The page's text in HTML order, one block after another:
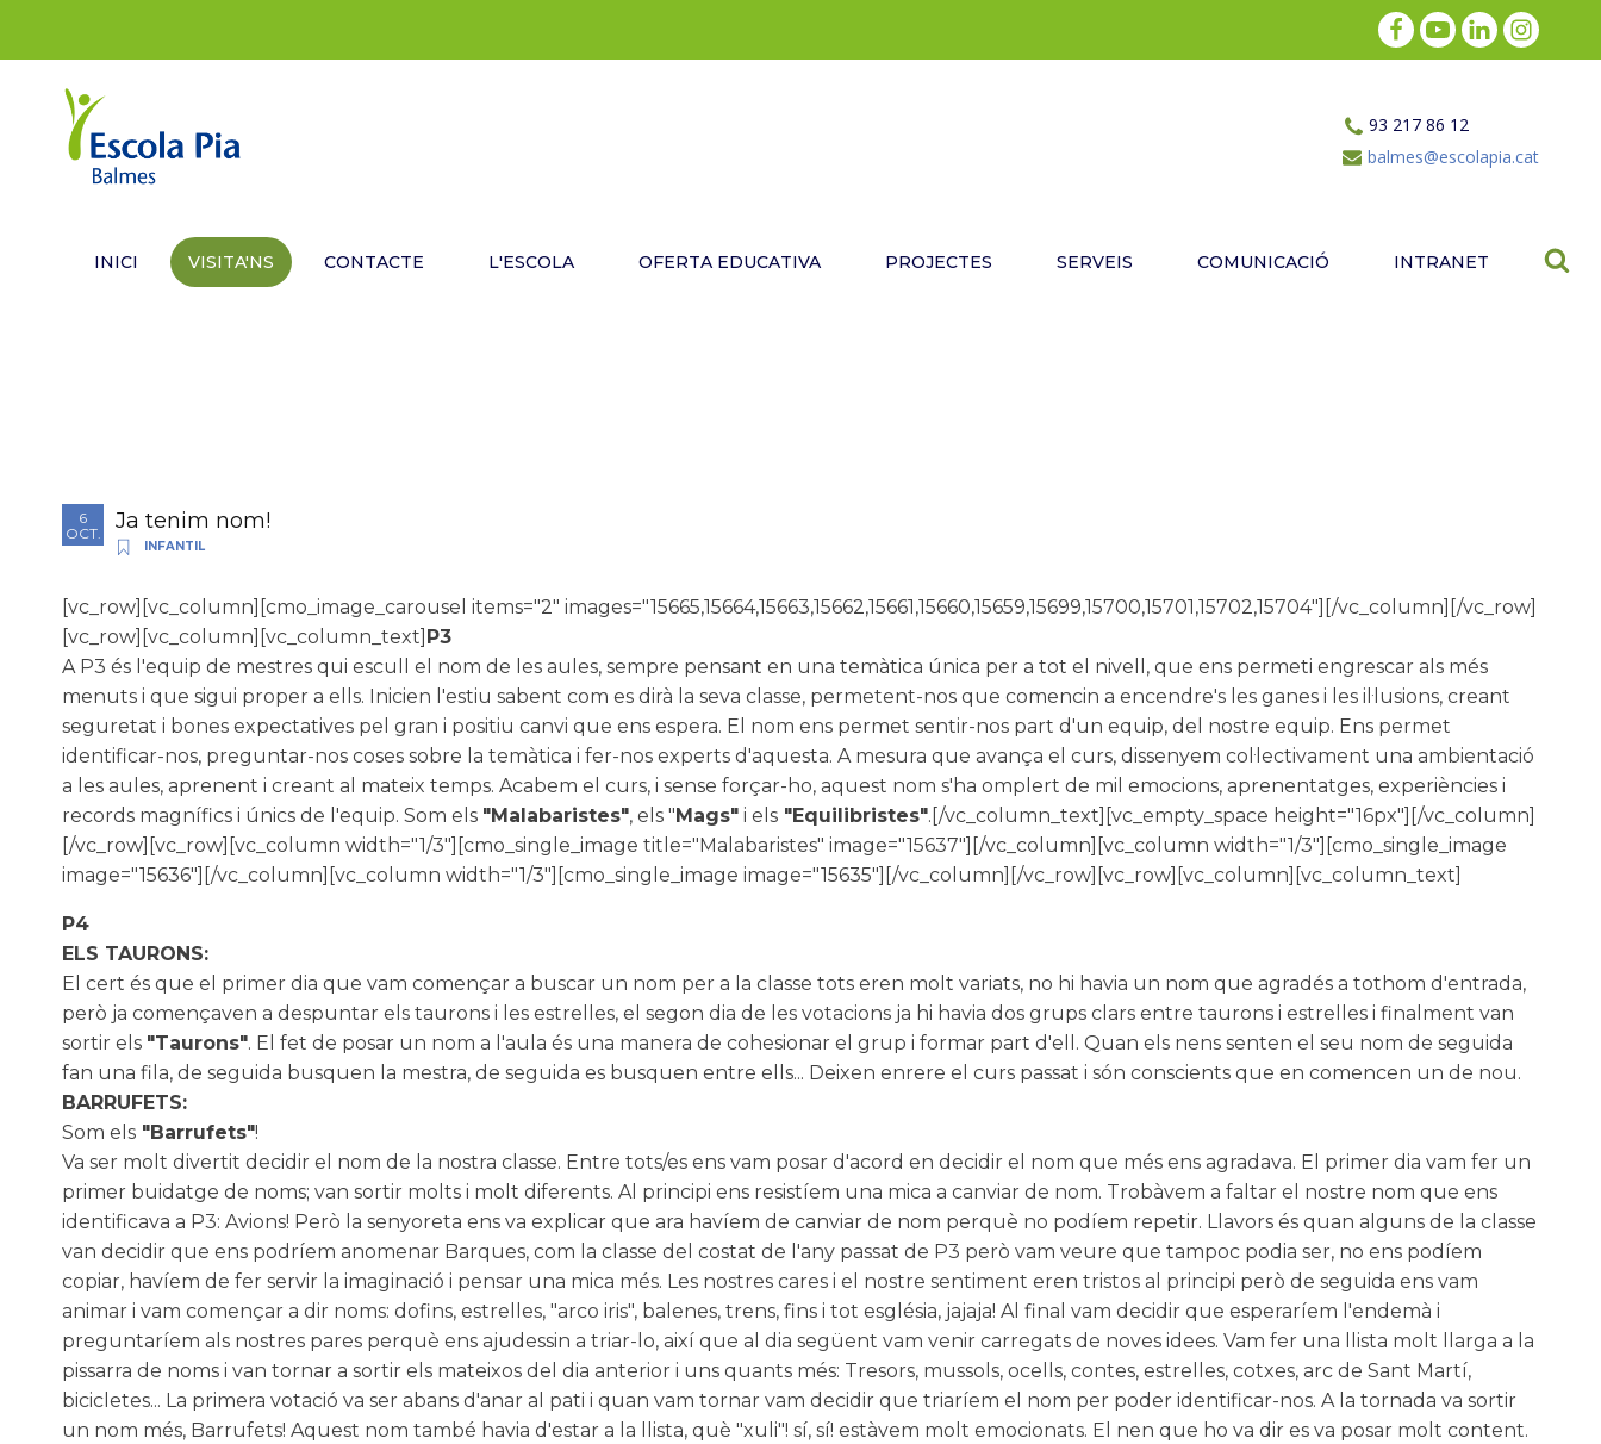
93 217 86 12
balmes@escolapia.cat
INICI VISITA'NS CONTACTE L'ESCOLA OFERTA EDUCATIVA PROJECTES SERVEIS COMUNICACIÓ INTRANET
6
OCT.
Ja tenim nom!
INFANTIL
[vc_row][vc_column][cmo_image_carousel items="2" images="15665,15664,15663,15662,15661,15660,15659,15699,15700,15701,15702,15704"][/vc_column][/vc_row]
[vc_row][vc_column][vc_column_text] P3
A P3 és l'equip de mestres qui escull el nom de les aules, sempre pensant en una temàtica única per a tot el nivell, que ens permeti engrescar als més
menuts i que sigui proper a ells. Inicien l'estiu sabent com es dirà la seva classe, permetent-nos que comencin a encendre's les ganes i les il·lusions, creant
seguretat i bones expectatives pel gran i positiu canvi que ens espera. El nom ens permet sentir-nos part d'un equip, del nostre equip. Ens permet
identificar-nos, preguntar-nos coses sobre la temàtica i fer-nos experts d'aquesta. A mesura que avança el curs, dissenyem col·lectivament una ambientació
a les aules, aprenent i creant al mateix temps. Acabem el curs, i sense forçar-ho, aquest nom s'ha omplert de mil emocions, aprenentatges, experiències i
records magnífics i únics de l'equip. Som els "Malabaristes", els " Mags" i els "Equilibristes".[/vc_column_text][vc_empty_space height="16px"][/vc_column]
[/vc_row][vc_row][vc_column width="1/3"][cmo_single_image title="Malabaristes" image="15637"][/vc_column][vc_column width="1/3"][cmo_single_image
image="15636"][/vc_column][vc_column width="1/3"][cmo_single_image image="15635"][/vc_column][/vc_row][vc_row][vc_column][vc_column_text]
P4
ELS TAURONS:
El cert és que el primer dia que vam començar a buscar un nom per a la classe tots eren molt variats, no hi havia un nom que agradés a tothom d'entrada,
però ja començaven a despuntar els taurons i les estrelles, el segon dia de les votacions ja hi havia dos grups clars entre taurons i estrelles i finalment van
sortir els "Taurons". El fet de posar un nom a l'aula és una manera de cohesionar el grup i formar part d'ell. Quan els nens senten el seu nom de seguida
fan una fila, de seguida busquen la mestra, de seguida es busquen entre ells... Deixen enrere el curs passat i són conscients que en comencen un de nou.
BARRUFETS:
Som els "Barrufets"!
Va ser molt divertit decidir el nom de la nostra classe. Entre tots/es ens vam posar d'acord en decidir el nom que més ens agradava. El primer dia vam fer un
primer buidatge de noms; van sortir molts i molt diferents. Al principi ens resistíem una mica a canviar de nom. Trobàvem a faltar el nostre nom que ens
identificava a P3: Avions! Però la senyoreta ens va explicar que ara havíem de canviar de nom perquè no podíem repetir. Llavors és quan alguns de la classe
van decidir que ens podríem anomenar Barques, com la classe del costat de l'any passat de P3 però vam veure que tampoc podia ser, no ens podíem
copiar, havíem de fer servir la imaginació i pensar una mica més. Les nostres cares i el nostre sentiment eren tristos al principi però de seguida ens vam
animar i vam començar a dir noms: dofins, estrelles, "arco iris", balenes, trens, fins i tot església, jajaja! Al final vam decidir que esperaríem l'endemà i
preguntaríem als nostres pares perquè ens ajudessin a triar-lo, així que al dia següent vam venir carregats de noves idees. Vam fer una llista molt llarga a la
pissarra de noms i van tornar a sortir els mateixos del dia anterior i uns quants més: Tresors, mussols, ocells, contes, estrelles, cotxes, arc de Sant Martí,
bicicletes... La primera votació va ser abans d'anar al pati i quan vam tornar vam decidir que triaríem el nom per poder identificar-nos. A la tornada va sortir
un nom més, Barrufets! Aquest nom també havia d'estar a la llista, què "xuli"! sí, sí! estàvem molt emocionats. El nen que ho va dir es va posar molt content.